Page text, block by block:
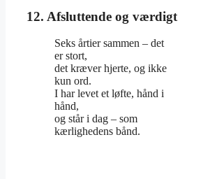
12. Afsluttende og værdigt
Seks årtier sammen – det
er stort,
det kræver hjerte, og ikke
kun ord.
I har levet et løfte, hånd i
hånd,
og står i dag – som
kærlighedens bånd.